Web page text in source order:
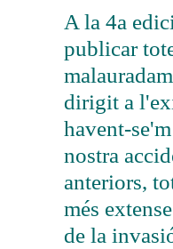
A la 4a
publicar
dirigit a
havent-
nostra
anteriors,
més
de la